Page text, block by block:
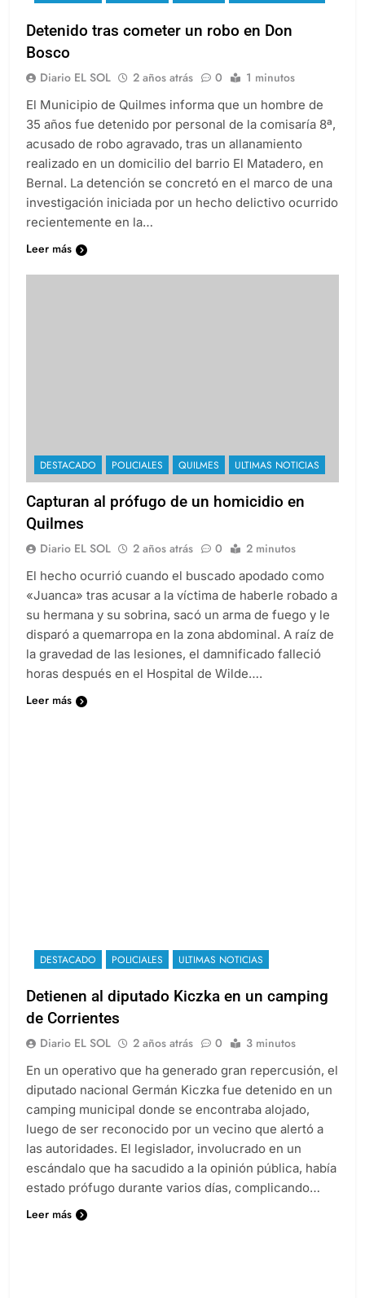
Detenido tras cometer un robo en Don
Bosco
Diario EL SOL 2 años atrás 0 1 minutos
El Municipio de Quilmes informa que un hombre de
35 años fue detenido por personal de la comisaría 8ª,
acusado de robo agravado, tras un allanamiento
realizado en un domicilio del barrio El Matadero, en
Bernal. La detención se concretó en el marco de una
investigación iniciada por un hecho delictivo ocurrido
recientemente en la…
Leer más
DESTACADO POLICIALES QUILMES ULTIMAS NOTICIAS
Capturan al prófugo de un homicidio en
Quilmes
Diario EL SOL 2 años atrás 0 2 minutos
El hecho ocurrió cuando el buscado apodado como
«Juanca» tras acusar a la víctima de haberle robado a
su hermana y su sobrina, sacó un arma de fuego y le
disparó a quemarropa en la zona abdominal. A raíz de
la gravedad de las lesiones, el damnificado falleció
horas después en el Hospital de Wilde….
Leer más
DESTACADO POLICIALES ULTIMAS NOTICIAS
Detienen al diputado Kiczka en un camping
de Corrientes
Diario EL SOL 2 años atrás 0 3 minutos
En un operativo que ha generado gran repercusión, el
diputado nacional Germán Kiczka fue detenido en un
camping municipal donde se encontraba alojado,
luego de ser reconocido por un vecino que alertó a
las autoridades. El legislador, involucrado en un
escándalo que ha sacudido a la opinión pública, había
estado prófugo durante varios días, complicando…
Leer más